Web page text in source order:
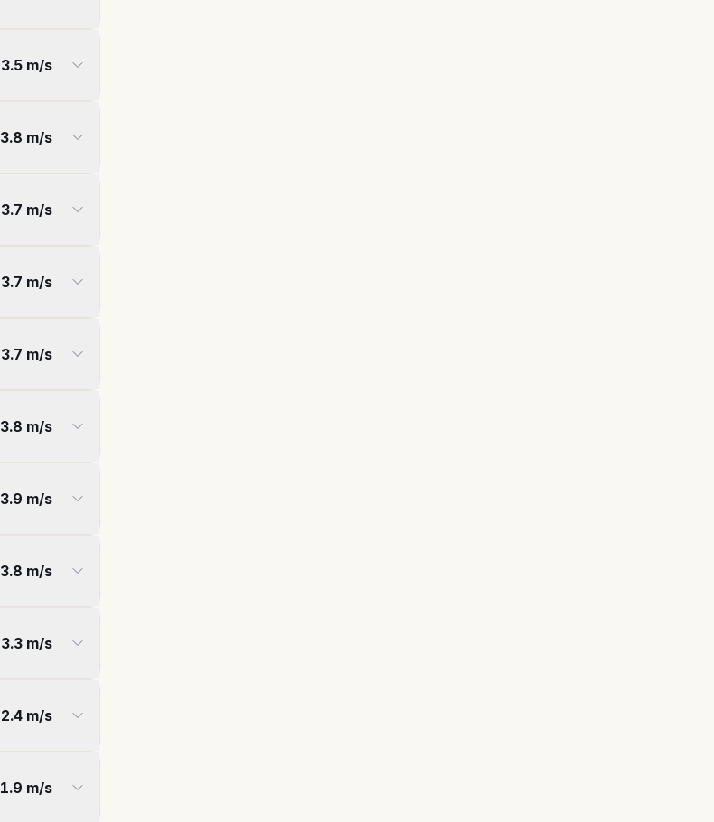
3.5m/s
3.8 m/s
3.7 m/s
3.7 m/s
3.7 m/s
3.8 m/s
3.9 m/s
3.8 m/s
3.3m/s
2.4m/s
1.9 m/s